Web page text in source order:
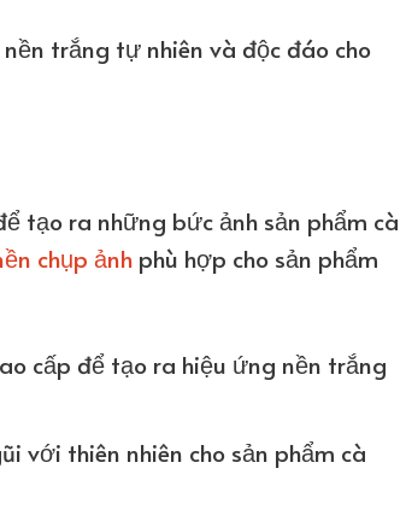
trắng tự nhiên và độc đáo cho
tạo ra những bức ảnh sản phẩm cà
chụp ảnh phù hợp cho sản phẩm
cấp để tạo ra hiệu ứng nền trắng
với thiên nhiên cho sản phẩm cà